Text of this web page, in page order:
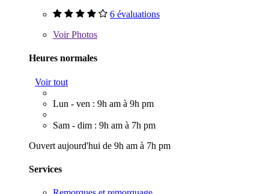
6 évaluations
VoirPhotos
Heures normales
Voir tout
Lun - ven : 9h am à 9h pm
Sam - dim : 9h am à 7h pm
Ouvert aujourd'hui de 9h am à 7h pm
Services